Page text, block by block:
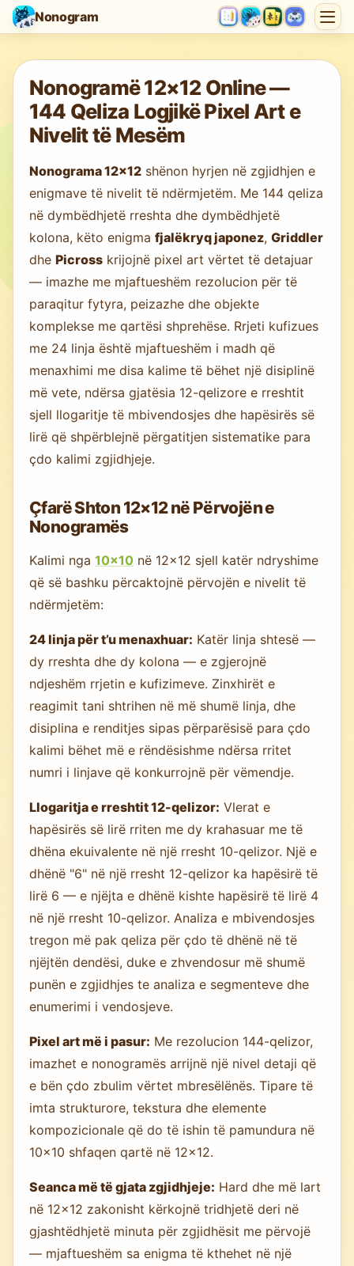
Nonogram
Duke ngarkuar lojën…
Nonogramë 12×12 Online —
144 Qeliza Logjikë Pixel Art e
Nivelit të Mesëm
Nonograma 12×12 shënon hyrjen në zgjidhjen e
enigmave të nivelit të ndërmjetëm. Me 144 qeliza
në dymbëdhjetë rreshta dhe dymbëdhjetë
kolona, këto enigma fjalëkryq japonez, Griddler
dhe Picross krijojnë pixel art vërtet të detajuar
— imazhe me mjaftueshëm rezolucion për të
paraqitur fytyra, peizazhe dhe objekte
komplekse me qartësi shprehëse. Rrjeti kufizues
me 24 linja është mjaftueshëm i madh që
menaxhimi me disa kalime të bëhet një disiplinë
më vete, ndërsa gjatësia 12-qelizore e rreshtit
sjell llogaritje të mbivendosjes dhe hapësirës së
lirë që shpërblejnë përgatitjen sistematike para
çdo kalimi zgjidhjeje.
Çfarë Shton 12×12 në Përvojën e
Nonogramës
Kalimi nga 10×10 në 12×12 sjell katër ndryshime
që së bashku përcaktojnë përvojën e nivelit të
ndërmjetëm:
24 linja për t’u menaxhuar: Katër linja shtesë —
dy rreshta dhe dy kolona — e zgjerojnë
ndjeshëm rrjetin e kufizimeve. Zinxhirët e
reagimit tani shtrihen në më shumë linja, dhe
disiplina e renditjes sipas përparësisë para çdo
kalimi bëhet më e rëndësishme ndërsa rritet
numri i linjave që konkurrojnë për vëmendje.
Llogaritja e rreshtit 12-qelizor: Vlerat e
hapësirës së lirë rriten me dy krahasuar me të
dhëna ekuivalente në një rresht 10-qelizor. Një e
dhënë "6" në një rresht 12-qelizor ka hapësirë të
lirë 6 — e njëjta e dhënë kishte hapësirë të lirë 4
në një rresht 10-qelizor. Analiza e mbivendosjes
tregon më pak qeliza për çdo të dhënë në të
njëjtën dendësi, duke e zhvendosur më shumë
punën e zgjidhjes te analiza e segmenteve dhe
enumerimi i vendosjeve.
Pixel art më i pasur: Me rezolucion 144-qelizor,
imazhet e nonogramës arrijnë një nivel detaji që
e bën çdo zbulim vërtet mbresëlënës. Tipare të
imta strukturore, tekstura dhe elemente
kompozicionale që do të ishin të pamundura në
10×10 shfaqen qartë në 12×12.
Seanca më të gjata zgjidhjeje: Hard dhe më lart
në 12×12 zakonisht kërkojnë tridhjetë deri në
gjashtëdhjetë minuta për zgjidhësit me përvojë
— mjaftueshëm sa enigma të kthehet në një